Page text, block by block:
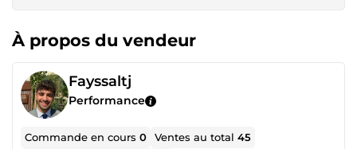
À propos du vendeur
Fayssaltj
Performance
Commande en cours0 Ventes au total45